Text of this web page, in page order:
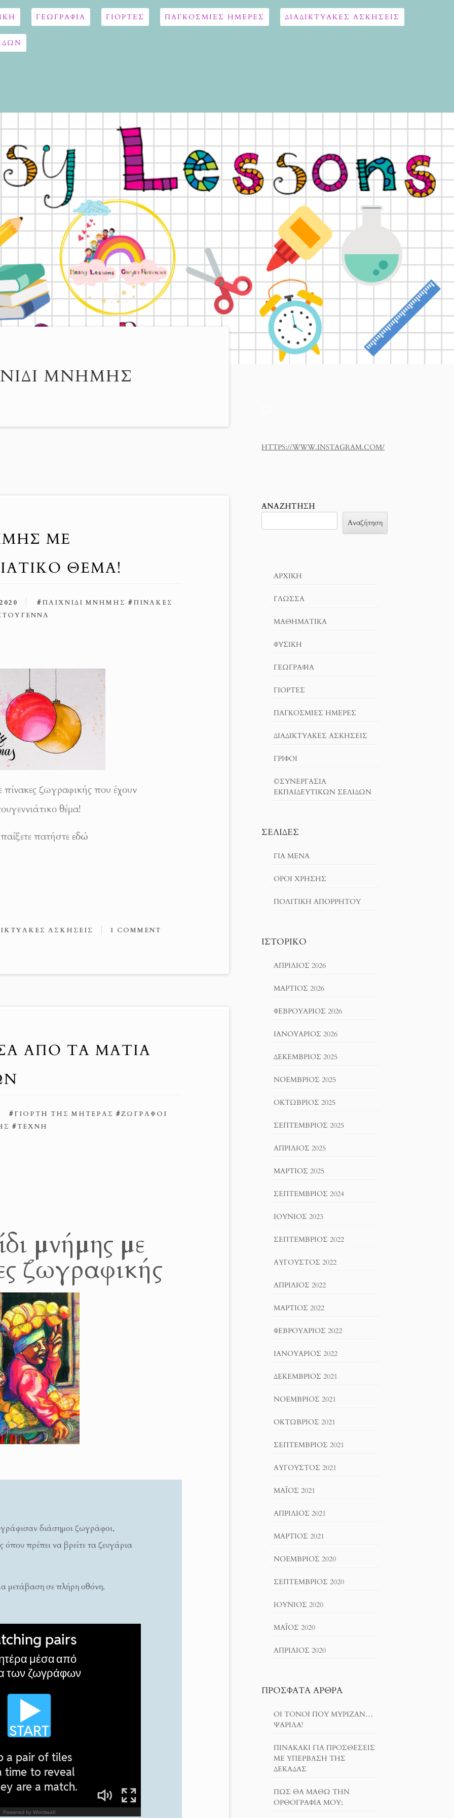
ΓΕΩΓΡΑΦΊΑ ΓΙΟΡΤΈΣ ΠΑΓΚΟΣΜΙΕΣ ΗΜΕΡΕΣ ΔΙΑΔΙΚΤΥΑΚΈΣ ΑΣΚΉΣΕΙΣ
ΜΝΉΜΗΣ
ΜΕ
ΘΕΜΑ!
#ΠΑΙΧΝΊΔΙ ΜΝΉΜΗΣ #ΠΊΝΑΚΕΣ
πίνακες ζωγραφικής που έχουν
θέμα!
πατήστε εδώ
ΑΣΚΉΣΕΙΣ 1 COMMENT
ΑΠΟ ΤΑ ΜΑΤΙΑ
#ΓΙΟΡΤΉ ΤΗΣ ΜΗΤΈΡΑΣ #ΖΩΓΡΆΦΟΙ
#ΤΈΧΝΗ
μνήμης με
ζωγραφικής
διάσημοι ζωγράφοι,
όπου πρέπει να βρείτε τα ζευγάρια
μετάβαση σε πλήρη οθόνη.
HTTPS://WWW.INSTAGRAM.COM/
ΑΝΑΖΉΤΗΣΗ
Αναζήτηση
ΑΡΧΙΚΉ
ΓΛΏΣΣΑ
ΜΑΘΗΜΑΤΙΚΆ
ΦΥΣΙΚΗ
ΓΕΩΓΡΑΦΊΑ
ΓΙΟΡΤΈΣ
ΠΑΓΚΟΣΜΙΕΣ ΗΜΕΡΕΣ
ΔΙΑΔΙΚΤΥΑΚΈΣ ΑΣΚΉΣΕΙΣ
ΓΡΙΦΟΙ
©ΣΥΝΕΡΓΑΣΙΑ
ΕΚΠΑΙΔΕΥΤΙΚΩΝ ΣΕΛΙΔΩΝ
ΣΕΛΊΔΕΣ
ΓΙΑ ΜΕΝΑ
ΌΡΟΙ ΧΡΗΣΗΣ
ΠΟΛΙΤΙΚΉ ΑΠΟΡΡΉΤΟΥ
ΙΣΤΟΡΙΚΌ
ΑΠΡΊΛΙΟΣ 2026
ΜΆΡΤΙΟΣ 2026
ΦΕΒΡΟΥΆΡΙΟΣ 2026
ΙΑΝΟΥΆΡΙΟΣ 2026
ΔΕΚΈΜΒΡΙΟΣ 2025
ΝΟΈΜΒΡΙΟΣ 2025
ΟΚΤΏΒΡΙΟΣ 2025
ΣΕΠΤΈΜΒΡΙΟΣ 2025
ΑΠΡΊΛΙΟΣ 2025
ΜΆΡΤΙΟΣ 2025
ΣΕΠΤΈΜΒΡΙΟΣ 2024
ΙΟΎΝΙΟΣ 2023
ΣΕΠΤΈΜΒΡΙΟΣ 2022
ΑΎΓΟΥΣΤΟΣ 2022
ΑΠΡΊΛΙΟΣ 2022
ΜΆΡΤΙΟΣ 2022
ΦΕΒΡΟΥΆΡΙΟΣ 2022
ΙΑΝΟΥΆΡΙΟΣ 2022
ΔΕΚΈΜΒΡΙΟΣ 2021
ΝΟΈΜΒΡΙΟΣ 2021
ΟΚΤΏΒΡΙΟΣ 2021
ΣΕΠΤΈΜΒΡΙΟΣ 2021
ΑΎΓΟΥΣΤΟΣ 2021
ΜΆΙΟΣ 2021
ΑΠΡΊΛΙΟΣ 2021
ΜΆΡΤΙΟΣ 2021
ΝΟΈΜΒΡΙΟΣ 2020
ΣΕΠΤΈΜΒΡΙΟΣ 2020
ΙΟΎΝΙΟΣ 2020
ΜΆΙΟΣ 2020
ΑΠΡΊΛΙΟΣ 2020
ΠΡΌΣΦΑΤΑ ΆΡΘΡΑ
ΟΙ ΤΌΝΟΙ ΠΟΥ ΜΎΡΙΖΑΝ…
ΨΑΡΊΛΑ!
ΠΙΝΑΚΆΚΙ ΓΙΑ ΠΡΟΣΘΈΣΕΙΣ
ΜΕ ΥΠΈΡΒΑΣΗ ΤΗΣ
ΔΕΚΆΔΑΣ
ΠΏΣ ΘΑ ΜΆΘΩ ΤΗΝ
ΟΡΘΟΓΡΑΦΊΑ ΜΟΥ;